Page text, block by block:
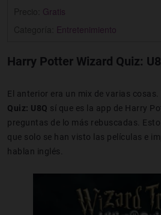
Gratis
Entretenimiento
Harry Potter Wizard Quiz:
El anterior era un mix de varias cosas.
Quiz: U8Q sí que es la app de Harry
preguntas de lo más rebuscadas.
que solo se han visto las películas e
hablan inglés.